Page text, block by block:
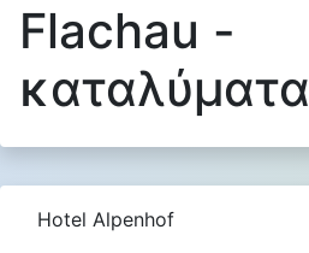
Flachau -
καταλύματα
Hotel Alpenhof